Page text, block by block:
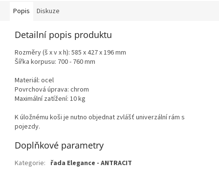
Popis Diskuze
Detailní popis produktu
Rozměry (š x v x h): 585 x 427 x 196 mm
Šířka korpusu: 700 - 760 mm
Materiál: ocel
Povrchová úprava: chrom
Maximální zatížení: 10 kg
K úložnému koši je nutno objednat zvlášť univerzální rám s
pojezdy.
Doplňkové parametry
Kategorie: řada Elegance - ANTRACIT